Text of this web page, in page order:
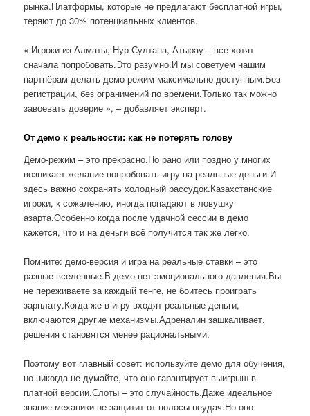
рынка.Платформы, которые не предлагают бесплатной игры,
теряют до 30% потенциальных клиентов.
« Игроки из Алматы, Нур-Султана, Атырау – все хотят
сначала попробовать.Это разумно.И мы советуем нашим
партнёрам делать демо-режим максимально доступным.Без
регистрации, без ограничений по времени.Только так можно
завоевать доверие », – добавляет эксперт.
От демо к реальности: как не потерять голову
Демо-режим – это прекрасно.Но рано или поздно у многих
возникает желание попробовать игру на реальные деньги.И
здесь важно сохранять холодный рассудок.Казахстанские
игроки, к сожалению, иногда попадают в ловушку
азарта.Особенно когда после удачной сессии в демо
кажется, что и на деньги всё получится так же легко.
Помните: демо-версия и игра на реальные ставки – это
разные вселенные.В демо нет эмоционального давления.Вы
не переживаете за каждый тенге, не боитесь проиграть
зарплату.Когда же в игру входят реальные деньги,
включаются другие механизмы.Адреналин зашкаливает,
решения становятся менее рациональными.
Поэтому вот главный совет: используйте демо для обучения,
но никогда не думайте, что оно гарантирует выигрыш в
платной версии.Слоты – это случайность.Даже идеальное
знание механики не защитит от полосы неудач.Но оно